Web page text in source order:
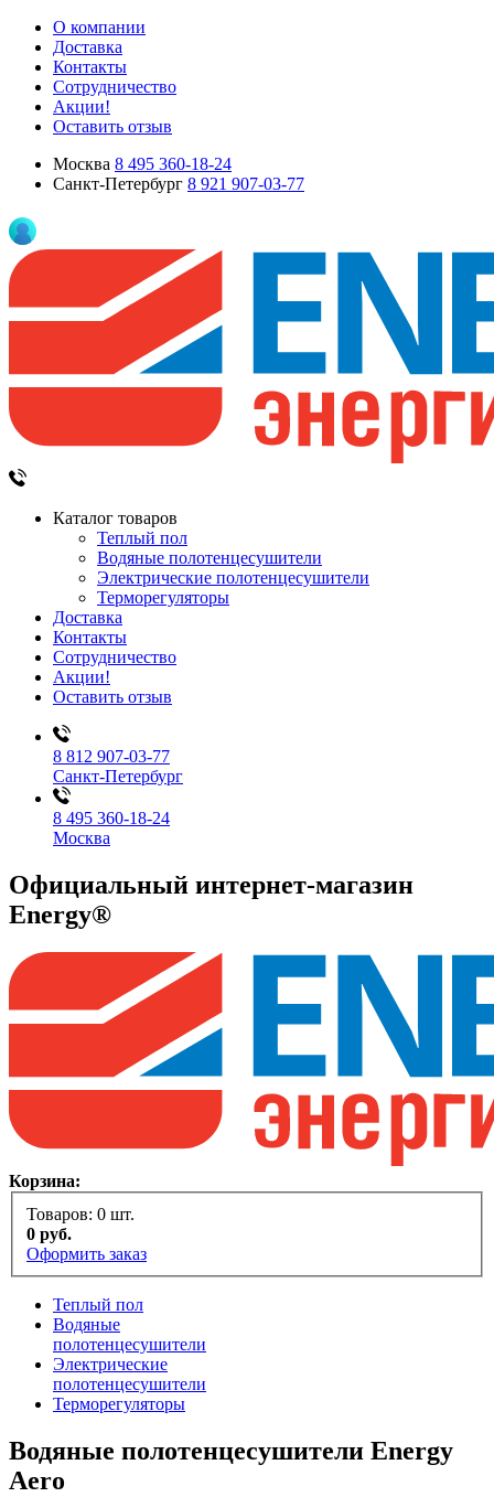
О компании
Доставка
Контакты
Сотрудничество
Акции!
Оставить отзыв
Москва 8 495 360-18-24
Санкт-Петербург 8 921 907-03-77
Каталог товаров
Теплый пол
Водяные полотенцесушители
Электрические полотенцесушители
Терморегуляторы
Доставка
Контакты
Сотрудничество
Акции!
Оставить отзыв
8 812 907-03-77
Санкт-Петербург
8 495 360-18-24
Москва
Официальный интернет-магазин
Energy®
Корзина:
Товаров: 0 шт.
0 руб.
Оформить заказ
Теплый пол
Водяные
полотенцесушители
Электрические
полотенцесушители
Терморегуляторы
Водяные полотенцесушители Energy
Aero